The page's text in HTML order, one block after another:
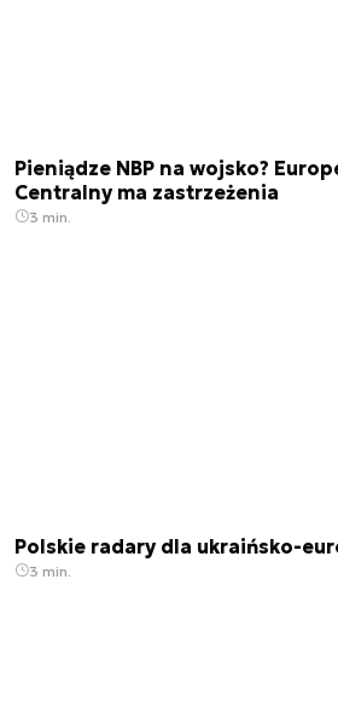
Pieniądze NBP na wojsko?
Centralny ma zastrzeżenia
3 min.
Polskie radary dla ukraińsko-
3 min.